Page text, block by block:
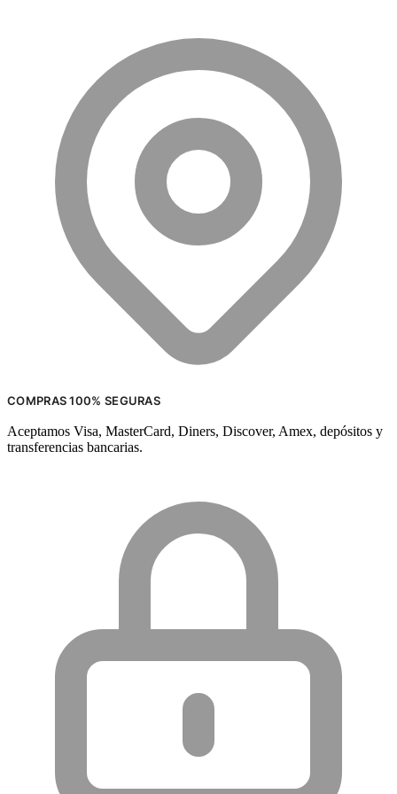
COMPRAS 100% SEGURAS
Aceptamos Visa, MasterCard, Diners, Discover, Amex, depósitos y
transferencias bancarias.